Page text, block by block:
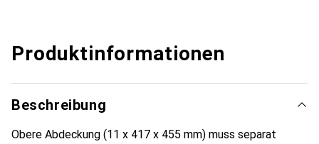
Produktinformationen
Beschreibung
Obere Abdeckung (11 x 417 x 455 mm) muss separat